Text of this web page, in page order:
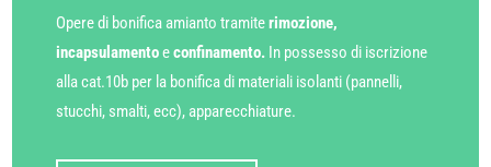
Opere di bonifica amianto tramiterimozione,
incapsulamentoeconfinamento. In possesso di iscrizione
alla cat.10b per la bonifica di materiali isolanti (pannelli,
stucchi, smalti, ecc), apparecchiature.